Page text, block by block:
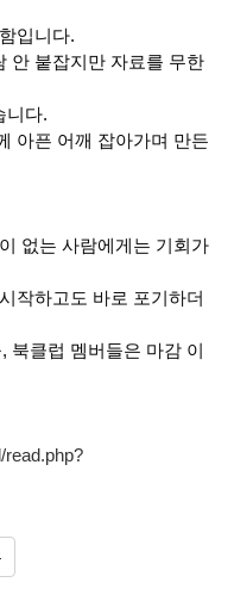
입니다.
안 붙잡지만 자료를 무한
니다.
아픈 어깨 잡아가며 만든
없는 사람에게는 기회가
작하고도 바로 포기하더
북클럽 멤버들은 마감 이